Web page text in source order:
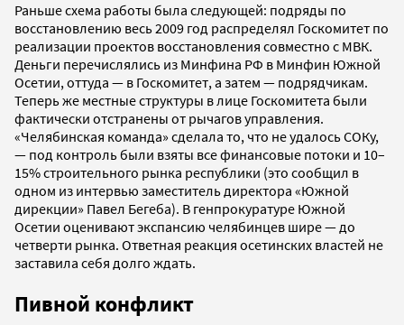
Раньше схема работы была следующей: подряды по
восстановлению весь 2009 год распределял Госкомитет по
реализации проектов восстановления совместно с МВК.
Деньги перечислялись из Минфина РФ в Минфин Южной
Осетии, оттуда — в Госкомитет, а затем — подрядчикам.
Теперь же местные структуры в лице Госкомитета были
фактически отстранены от рычагов управления.
«Челябинская команда» сделала то, что не удалось СОКу,
— под контроль были взяты все финансовые потоки и 10–
15% строительного рынка республики (это сообщил в
одном из интервью заместитель директора «Южной
дирекции» Павел Бегеба). В генпрокуратуре Южной
Осетии оценивают экспансию челябинцев шире — до
четверти рынка. Ответная реакция осетинских властей не
заставила себя долго ждать.
Пивной конфликт